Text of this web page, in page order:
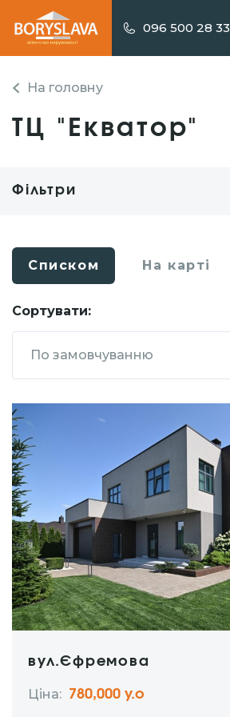
096 500 28 33
На головну
ТЦ "Екватор"
Фільтри
Списком На карті
Сортувати:
По замовчуванню
вул.Єфремова
Ціна: 780,000 у.о